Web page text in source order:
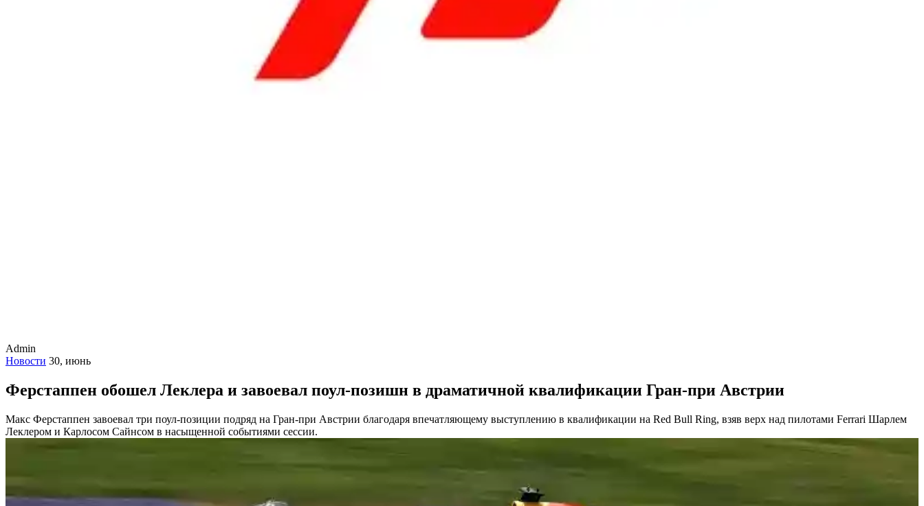
Admin
Новости 30, июнь
Ферстаппен обошел Леклера и завоевал поул-позишн в драматичной квалификации Гран-при Австрии
Макс Ферстаппен завоевал три поул-позиции подряд на Гран-при Австрии благодаря впечатляющему выступлению в квалификации на Red Bull Ring, взяв верх над пилотами Ferrari Шарлем
Леклером и Карлосом Сайнсом в насыщенной событиями сессии.